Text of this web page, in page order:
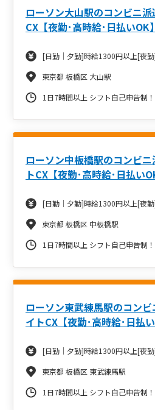
ローソン大山駅のコンビニ
CX【夜勤･高時給･日払いOK】
[日勤｜夕勤]時給1300円以上[夜
東京都 板橋区 大山駅
1日7時間以上 シフト自己申告制！
ローソン中板橋駅のコンビ
トCX【夜勤･高時給･日払い
[日勤｜夕勤]時給1300円以上[夜
東京都 板橋区 中板橋駅
1日7時間以上 シフト自己申告制！
ローソン東武練馬駅のコン
イトCX【夜勤･高時給･日払い
[日勤｜夕勤]時給1300円以上[夜
東京都 板橋区 東武練馬駅
1日7時間以上 シフト自己申告制！